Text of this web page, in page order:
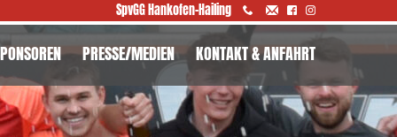
SpvGG Hankofen-Hailing
SPONSOREN
PRESSE/MEDIEN KONTAKT & ANFAHRT